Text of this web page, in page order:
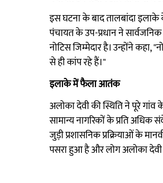
इस घटना के बाद तालबांदा इलाके
पंचायत के उप-प्रधान ने
नोटिस जिम्मेदार है। उन्होंने कहा,
से ही कांप रहे हैं।"
इलाके में फैला आतंक
अलोका देवी की स्थिति ने पूरे गांव
सामान्य नागरिकों के प्रति अधिक
जुड़ी प्रशासनिक प्रक्रियाओं के
पसरा हुआ है और लोग अलोका देवी